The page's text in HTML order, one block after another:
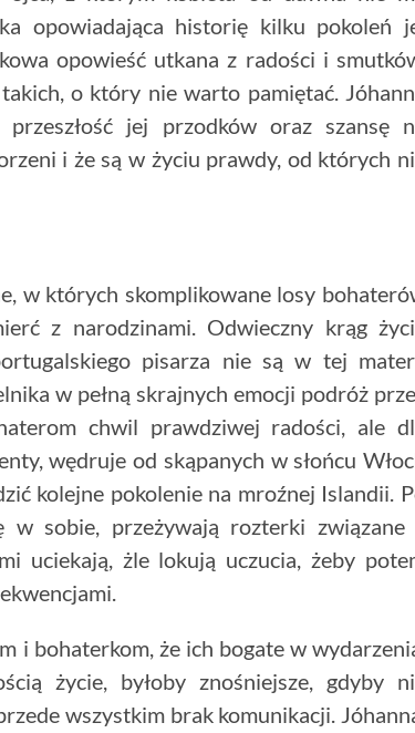
opowiadająca historię kilku pokoleń
opowieść utkana z radości i
o który nie warto pamiętać.
jej przodków oraz szansę
i że są w życiu prawdy, od których
w których skomplikowane losy
z narodzinami. Odwieczny krąg
pisarza nie są w tej
w pełną skrajnych emocji podróż
chwil prawdziwej radości, ale
wędruje od skąpanych w słońcu
kolejne pokolenie na mroźnej Islandii.
w sobie, przeżywają rozterki związane
uciekają, żle lokują uczucia, żeby
i bohaterkom, że ich bogate w
życie, byłoby znośniejsze, gdyby
wszystkim brak komunikacji.